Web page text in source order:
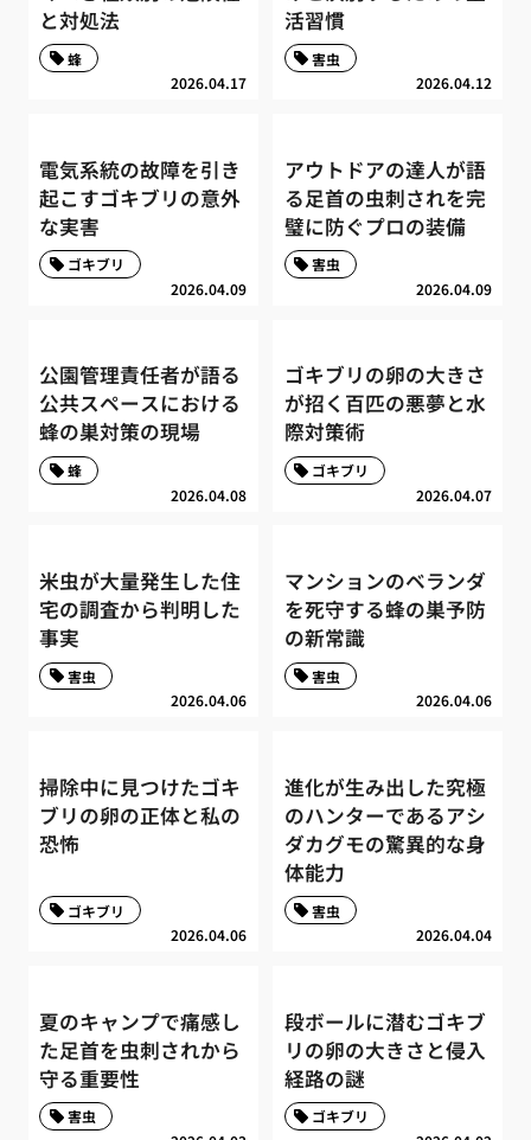
と対処法
2026.04.17
蜂
活習慣
2026.04.12
害虫
電気系統の故障を引き
起こすゴキブリの意外
な実害
2026.04.09
ゴキブリ
アウトドアの達人が語
る足首の虫刺されを完
璧に防ぐプロの装備
2026.04.09
害虫
公園管理責任者が語る
公共スペースにおける
蜂の巣対策の現場
2026.04.08
蜂
ゴキブリの卵の大きさ
が招く百匹の悪夢と水
際対策術
2026.04.07
ゴキブリ
米虫が大量発生した住
宅の調査から判明した
事実
2026.04.06
害虫
マンションのベランダ
を死守する蜂の巣予防
の新常識
2026.04.06
害虫
掃除中に見つけたゴキ
ブリの卵の正体と私の
恐怖
2026.04.06
ゴキブリ
進化が生み出した究極
のハンターであるアシ
ダカグモの驚異的な身
体能力
2026.04.04
害虫
夏のキャンプで痛感し
た足首を虫刺されから
守る重要性
害虫
段ボールに潜むゴキブ
リの卵の大きさと侵入
経路の謎
ゴキブリ